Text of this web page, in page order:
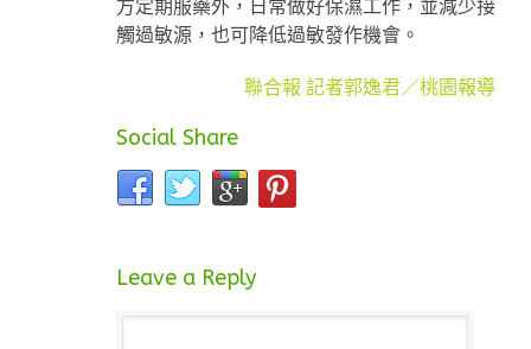
方定期服藥外，日常做好保濕工作，並減少接
觸過敏源，也可降低過敏發作機會。
聯合報 記者郭逸君／桃園報導
Social Share
Leave a Reply